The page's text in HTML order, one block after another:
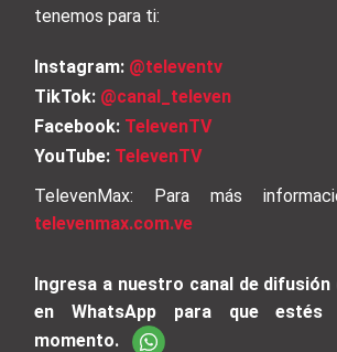
tenemos para ti:
Instagram: @televentv
TikTok: @canal_televen
Facebook: TelevenTV
YouTube: TelevenTV
TelevenMax: Para más
televenmax.com.ve
Ingresa a nuestro canal de difusión
en WhatsApp para que estés
momento.